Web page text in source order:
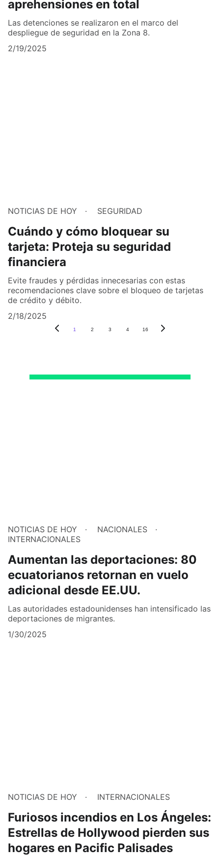
aprehensiones en total
Las detenciones se realizaron en el marco del
despliegue de seguridad en la Zona 8.
2/19/2025
NOTICIAS DE HOY SEGURIDAD
Cuándo y cómo bloquear su
tarjeta: Proteja su seguridad
financiera
Evite fraudes y pérdidas innecesarias con estas
recomendaciones clave sobre el bloqueo de tarjetas
de crédito y débito.
2/18/2025
1 2 3 4 16
NOTICIAS DE HOY
NACIONALES
INTERNACIONALES
Aumentan las deportaciones: 80
ecuatorianos retornan en vuelo
adicional desde EE.UU.
Las autoridades estadounidenses han intensificado las
deportaciones de migrantes.
1/30/2025
NOTICIAS DE HOY INTERNACIONALES
Furiosos incendios en Los Ángeles:
Estrellas de Hollywood pierden sus
hogares en Pacific Palisades